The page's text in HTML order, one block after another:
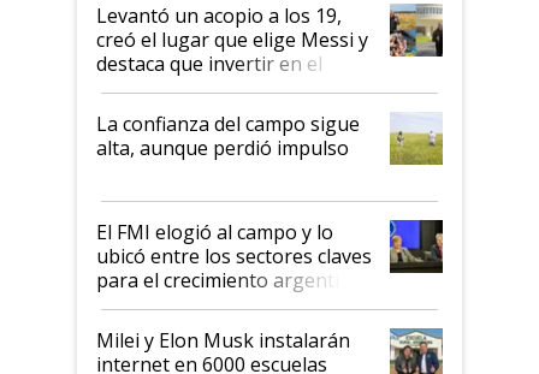
Levantó un acopio a los 19,
creó el lugar que elige Messi y
destaca que invertir en el
kirchnerismo era como "darle
plata a un hijo para droga":
Juan Félix Rossetti, el libertario
que de una dura crisis salió
de Milei
La confianza del campo sigue
alta, aunque perdió impulso
El FMI elogió al campo y lo
ubicó entre los sectores claves
para el crecimiento argentino
Milei y Elon Musk instalarán
internet en 6000 escuelas